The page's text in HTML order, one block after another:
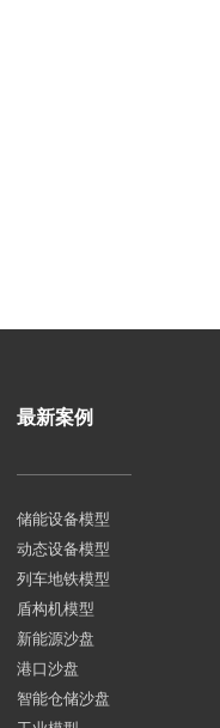
最新案例
储能设备模型
动态设备模型
列车地铁模型
盾构机模型
新能源沙盘
港口沙盘
智能仓储沙盘